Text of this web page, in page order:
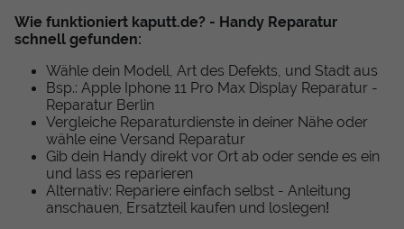
Wie funktioniert kaputt.de? - Handy Reparatur
schnell gefunden:
Wähle dein Modell, Art des Defekts, und Stadt aus
Bsp.: Apple Iphone 11 Pro Max Display Reparatur -
Reparatur Berlin
Vergleiche Reparaturdienste in deiner Nähe oder
wähle eine Versand Reparatur
Gib dein Handy direkt vor Ort ab oder sende es ein
und lass es reparieren
Alternativ: Repariere einfach selbst - Anleitung
anschauen, Ersatzteil kaufen und loslegen!